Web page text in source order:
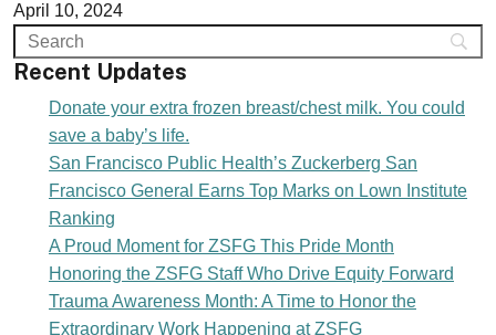
April 10, 2024
Recent Updates
Donate your extra frozen breast/chest milk. You could
save a baby’s life.
San Francisco Public Health’s Zuckerberg San
Francisco General Earns Top Marks on Lown Institute
Ranking
A Proud Moment for ZSFG This Pride Month
Honoring the ZSFG Staff Who Drive Equity Forward
Trauma Awareness Month: A Time to Honor the
Extraordinary Work Happening at ZSFG